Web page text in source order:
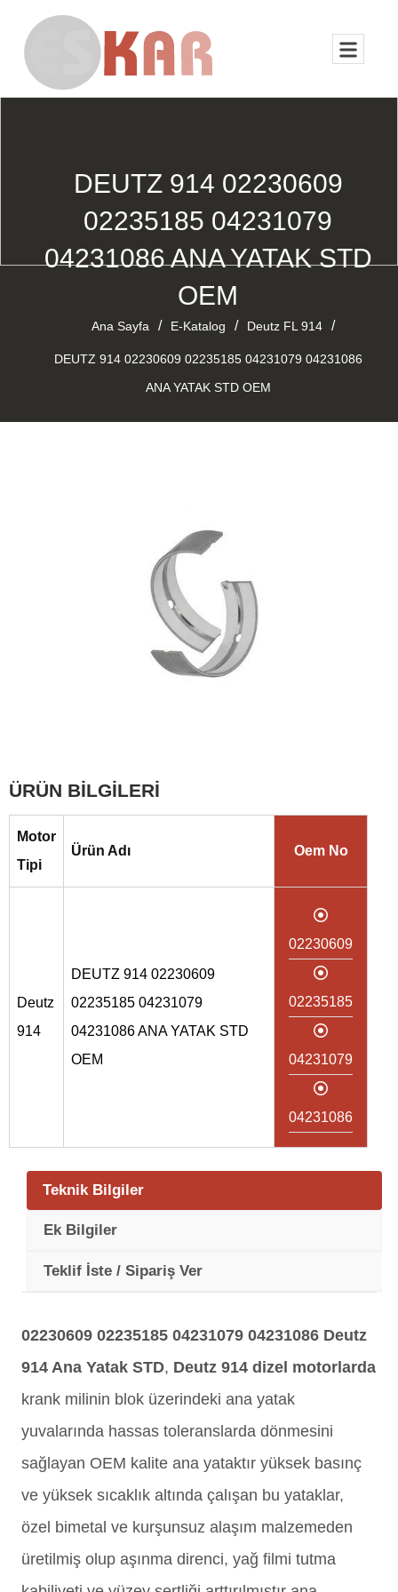
DEUTZ 914 02230609
02235185 04231079
04231086 ANA YATAK STD
OEM
Ana Sayfa / E-Katalog / Deutz FL 914 /
DEUTZ 914 02230609 02235185 04231079 04231086
ANA YATAK STD OEM
ÜRÜN BİLGİLERİ
Motor
Tipi
Ürün Adı Oem No
Deutz
914
DEUTZ 914 02230609
02235185 04231079
04231086 ANA YATAK STD
OEM
02230609
02235185
04231079
04231086
Teknik Bilgiler
Ek Bilgiler
Teklif İste / Sipariş Ver
02230609 02235185 04231079 04231086 Deutz
914 Ana Yatak STD, Deutz 914 dizel motorlarda
krank milinin blok üzerindeki ana yatak
yuvalarında hassas toleranslarda dönmesini
sağlayan OEM kalite ana yataktır yüksek basınç
ve yüksek sıcaklık altında çalışan bu yataklar,
özel bimetal ve kurşunsuz alaşım malzemeden
üretilmiş olup aşınma direnci, yağ filmi tutma